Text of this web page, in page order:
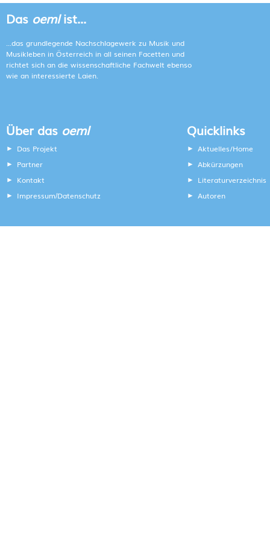
Das oemlist...
...das grundlegende Nachschlagewerk zu Musik und
Musikleben in Österreich in all seinen Facetten und
richtet sich an die wissenschaftliche Fachwelt ebenso
wie an interessierte Laien.
Über das oeml
Das Projekt
Partner
Kontakt
Impressum/Datenschutz
Quicklinks
Aktuelles/Home
Abkürzungen
Literaturverzeichnis
Autoren